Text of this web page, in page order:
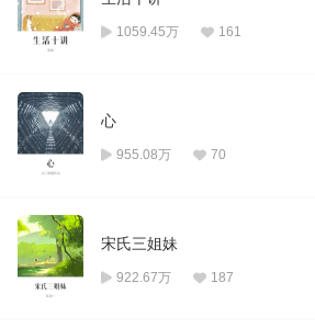
1059.45万 161
心
955.08万 70
宋氏三姐妹
922.67万 187